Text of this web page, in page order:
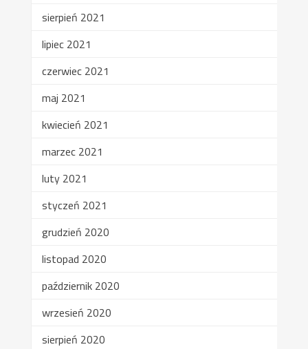
sierpień 2021
lipiec 2021
czerwiec 2021
maj 2021
kwiecień 2021
marzec 2021
luty 2021
styczeń 2021
grudzień 2020
listopad 2020
październik 2020
wrzesień 2020
sierpień 2020